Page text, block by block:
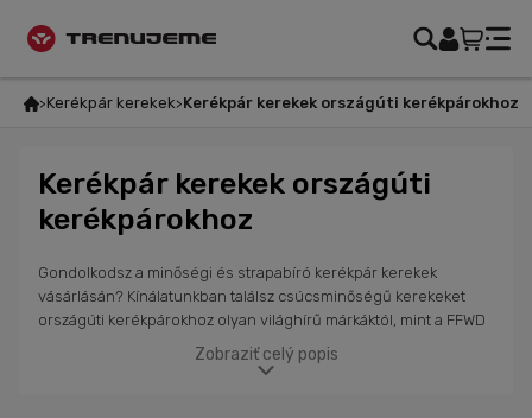
Kerékpár kerekek Kerékpár kerekek országúti kerékpárokhoz
Kerékpár kerekek országúti
kerékpárokhoz
Gondolkodsz a minőségi és strapabíró kerékpár kerekek
vásárlásán? Kínálatunkban találsz csúcsminőségű kerekeket
országúti kerékpárokhoz olyan világhírű márkáktól, mint a FFWD
- Fast Forward, Zipp vagy Mavic a legjobb vezetési
tulajdonságok és a legnagyobb sebesség érdekében.
Zobraziť celý popis